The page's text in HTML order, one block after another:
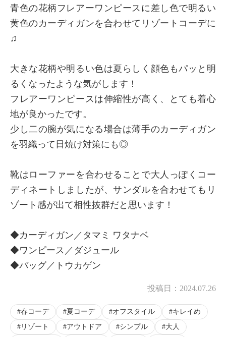
青色の花柄フレアーワンピースに差し色で明るい
黄色のカーディガンを合わせてリゾートコーデに
♫
大きな花柄や明るい色は夏らしく顔色もパッと明
るくなったような気がします！
フレアーワンピースは伸縮性が高く、とても着心
地が良かったです。
少し二の腕が気になる場合は薄手のカーディガン
を羽織って日焼け対策にも◎
靴はローファーを合わせることで大人っぽくコー
ディネートしましたが、サンダルを合わせてもリ
ゾート感が出て相性抜群だと思います！
◆カーディガン／タマミ ワタナベ
◆ワンピース／ダジュール
◆バッグ／トウカゲン
投稿日： 2024.07.26
春コーデ 夏コーデ オフスタイル
キレイめ
リゾート
アウトドア シンプル
大人